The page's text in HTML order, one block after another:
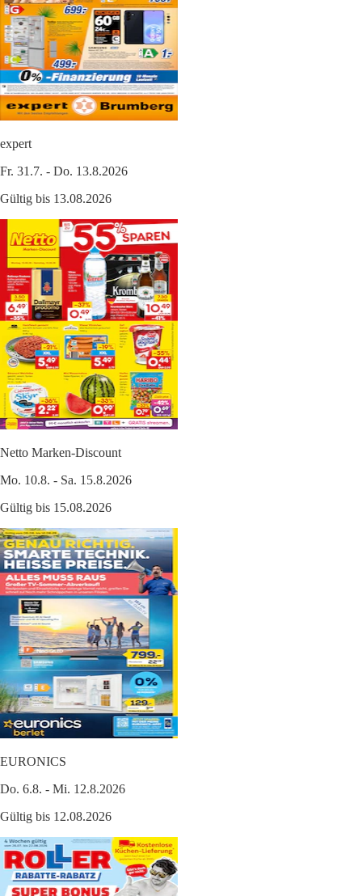
expert
Fr. 31.7. - Do. 13.8.2026
Gültig bis 13.08.2026
Netto Marken-Discount
Mo. 10.8. - Sa. 15.8.2026
Gültig bis 15.08.2026
EURONICS
Do. 6.8. - Mi. 12.8.2026
Gültig bis 12.08.2026